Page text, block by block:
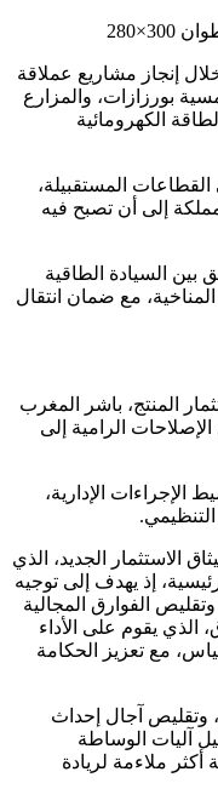
إنجاز مشاريع عملاقة
بورزازات، والمزارع
الكهرومائية
المستقبيلة،
إلى أن تصبح فيه
بين السيادة الطاقية
مع ضمان انتقال
المنتج، باشر المغرب
الرامية إلى
الإدارية،
الاستثمار الجديد، الذي
نقطة تحول رئيسية، إذ يهدف إلى توجيه
الفوارق المجالية
الذي يقوم على الأداء
مع تعزيز الحكامة
وتقليص آجال إحداث
آليات الوساطة
أكثر ملاءمة لريادة